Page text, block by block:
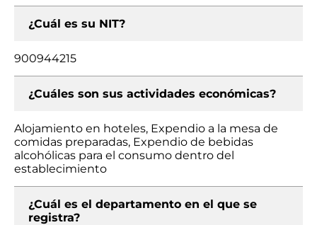
¿Cuál es su NIT?
900944215
¿Cuáles son sus actividades económicas?
Alojamiento en hoteles, Expendio a la mesa de
comidas preparadas, Expendio de bebidas
alcohólicas para el consumo dentro del
establecimiento
¿Cuál es el departamento en el que se
registra?